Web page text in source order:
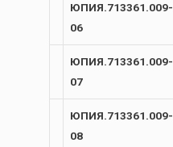
ЮПИЯ.713361.009-
06
ЮПИЯ.713361.009-
07
ЮПИЯ.713361.009-
08